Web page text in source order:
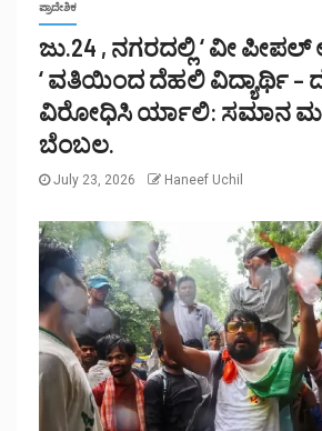
ಪ್ರಾದೇಶಿಕ
ಜು.24 , ನಗರದಲ್ಲಿ ‘ ವೀ
‘ ವತಿಯಿಂದ ದೆಹಲಿ ವಿದ್ಯಾರ್ಥಿ –
ವಿರೋಧಿಸಿ ರ್ಯಾಲಿ: ಸಮಾನ
ಬೆಂಬಲ.
July 23, 2026 Haneef Uchil